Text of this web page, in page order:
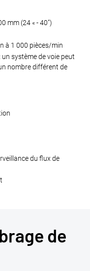
mm (24 « - 40")
à 1 000 pièces/min
système de voie peut
nombre différent de
du flux de
de